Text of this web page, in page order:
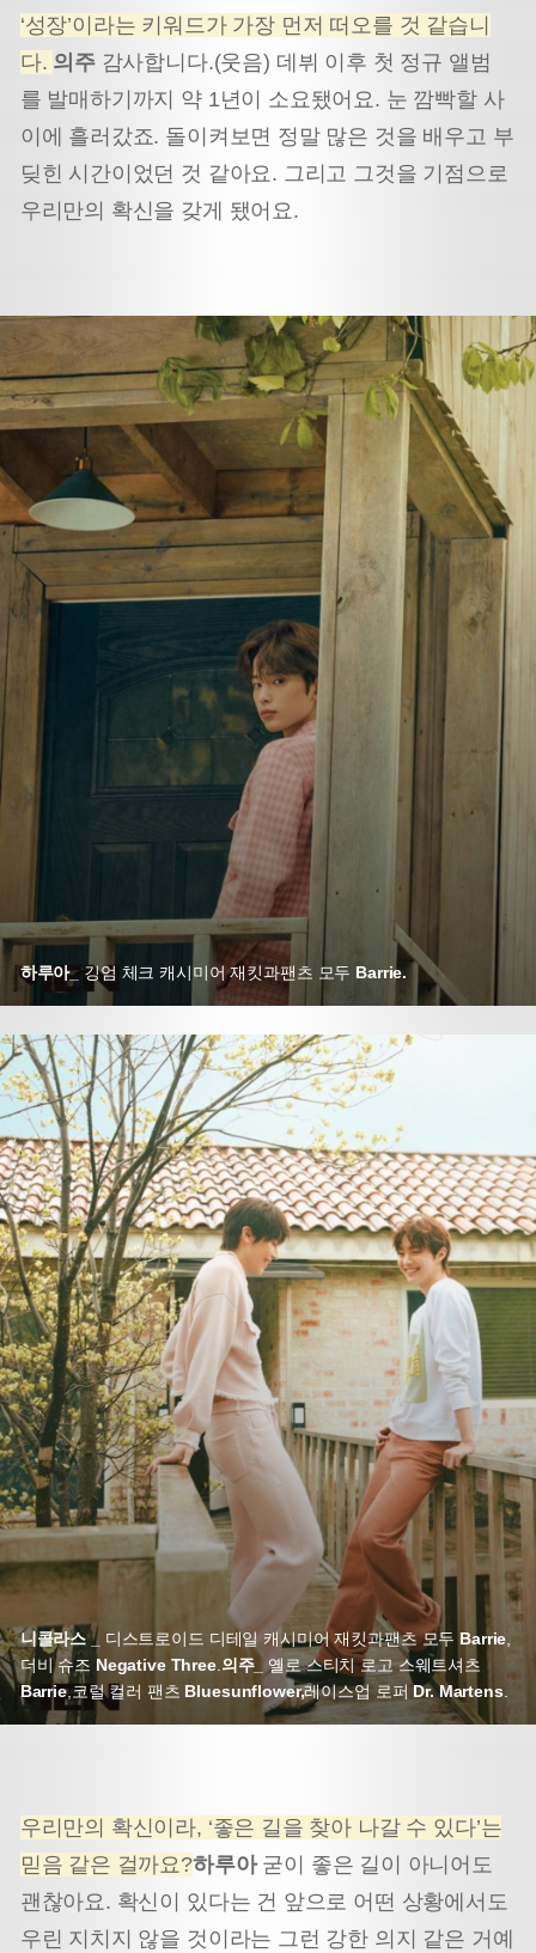
‘성장’이라는 키워드가 가장 먼저 떠오를 것 같습니
다. 의주 감사합니다.(웃음) 데뷔 이후 첫 정규 앨범
를 발매하기까지 약 1년이 소요됐어요. 눈 깜빡할 사
이에 흘러갔죠. 돌이켜보면 정말 많은 것을 배우고 부
딪힌 시간이었던 것 같아요. 그리고 그것을 기점으로
우리만의 확신을 갖게 됐어요.
하루아_깅엄 체크 캐시미어 재킷과팬츠 모두 Barrie.
니콜라스 _ 디스트로이드 디테일 캐시미어 재킷과팬츠 모두 Barrie
더비 슈즈 Negative Three. 의주_
옐로 스티치 로고 스웨트셔츠
Barrie, 코럴 컬러 팬츠 Bluesunflower,레이스업 로퍼Dr. Martens.
우리만의 확신이라, ‘좋은 길을 찾아 나갈 수 있다’는
믿음 같은 걸까요?하루아 굳이 좋은 길이 아니어도
괜찮아요. 확신이 있다는 건 앞으로 어떤 상황에서도
우린 지치지 않을 것이라는 그런 강한 의지 같은 거예